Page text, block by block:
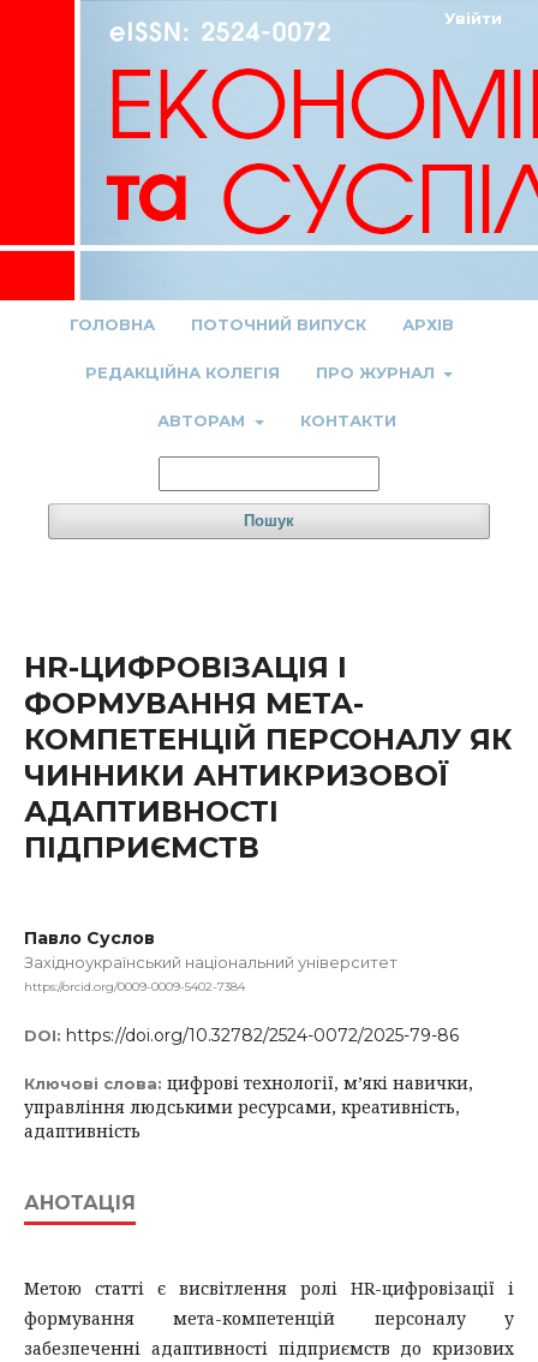
ГОЛОВНА ПОТОЧНИЙ ВИПУСК АРХІВ
РЕДАКЦІЙНА КОЛЕГІЯ ПРО ЖУРНАЛ
АВТОРАМ КОНТАКТИ
Пошук
Увійти
HR-ЦИФРОВІЗАЦІЯ І
ФОРМУВАННЯ МЕТА-
КОМПЕТЕНЦІЙ ПЕРСОНАЛУ ЯК
ЧИННИКИ АНТИКРИЗОВОЇ
АДАПТИВНОСТІ
ПІДПРИЄМСТВ
Павло Суслов
Західноукраїнський національний університет
https://orcid.org/0009-0009-5402-7384
DOI: https://doi.org/10.32782/2524-0072/2025-79-86
Ключові слова: цифрові технології, м’які навички,
управління людськими ресурсами, креативність,
адаптивність
АНОТАЦІЯ
Метою статті є висвітлення ролі HR-цифровізації і
формування мета-компетенцій персоналу у
забезпеченні адаптивності підприємств до кризових